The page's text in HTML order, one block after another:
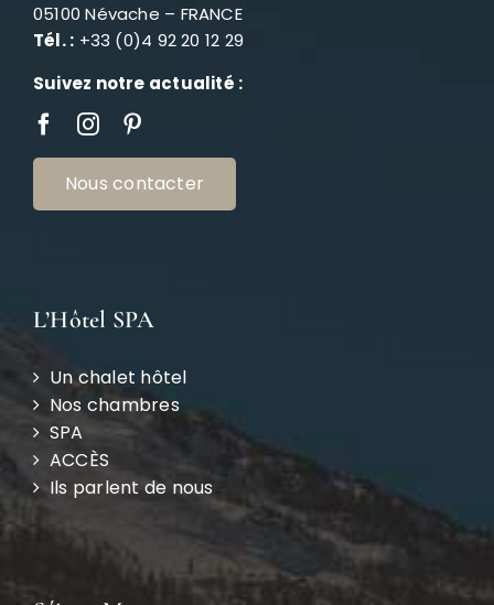
05100 Névache – FRANCE
Tél. : +33 (0)4 92 20 12 29
Suivez notre actualité :
Nous contacter
L’Hôtel SPA
Un chalet hôtel
Nos chambres
SPA
ACCÈS
Ils parlent de nous